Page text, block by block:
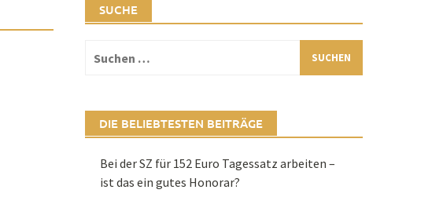
SUCHE
nach:
DIE BELIEBTESTEN BEITRÄGE
Bei der SZ für 152 Euro Tagessatz arbeiten –
ist das ein gutes Honorar?